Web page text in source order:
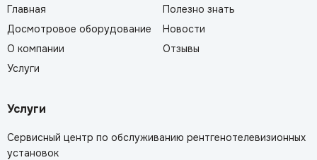
Главная
Досмотровое оборудование
О компании
Услуги
Полезно знать
Новости
Отзывы
Услуги
Сервисный центр по обслуживанию рентгенотелевизионных
установок